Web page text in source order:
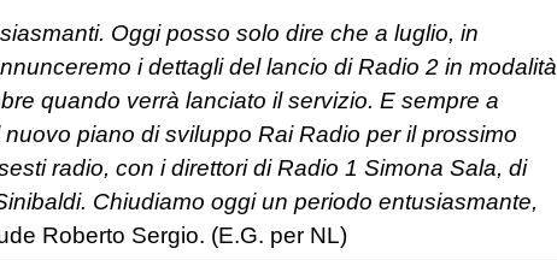
Oggi posso solo dire che a luglio, in
i dettagli del lancio di Radio 2 in modalità
quando verrà lanciato il servizio. E sempre a
piano di sviluppo Rai Radio per il prossimo
radio, con i direttori di Radio 1 Simona Sala, di
Chiudiamo oggi un periodo entusiasmante,
Roberto Sergio. (E.G. per NL)